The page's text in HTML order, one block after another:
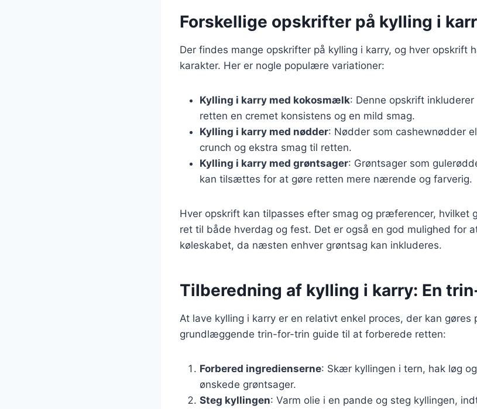
Forskellige opskrifter på kylling i
Der findes mange opskrifter på kylling i karry, og hver opskrift
karakter. Her er nogle populære variationer:
Kylling i karry med kokosmælk: Denne opskrift
retten en cremet konsistens og en mild smag.
Kylling i karry med nødder: Nødder som cashewnødder
crunch og ekstra smag til retten.
Kylling i karry med grøntsager: Grøntsager som
kan tilsættes for at gøre retten mere nærende og farverig.
Hver opskrift kan tilpasses efter smag og præferencer, hvilket
ret til både hverdag og fest. Det er også en god mulighed for
køleskabet, da næsten enhver grøntsag kan inkluderes.
Tilberedning af kylling i karry: En
At lave kylling i karry er en relativt enkel proces, der kan gøres
grundlæggende trin-for-trin guide til at forberede retten:
Forbered ingredienserne: Skær kyllingen i tern, hak løg
ønskede grøntsager.
Steg kyllingen: Varm olie i en pande og steg kyllingen,